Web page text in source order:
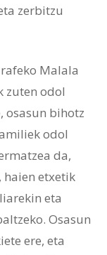
zerbitzu
Malala
zuten odol
osasun bihotz
odol
da,
etxetik
eta
Osasun
ere, eta